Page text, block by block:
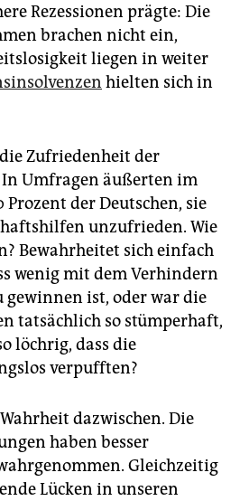
Rezessionen prägte: Die
brachen nicht ein,
liegen in weiter
hielten sich in
Zufriedenheit der
Umfragen äußerten im
Prozent der Deutschen, sie
unzufrieden. Wie
Bewahrheitet sich einfach
wenig mit dem Verhindern
gewinnen ist, oder war die
tatsächlich so stümperhaft,
löchrig, dass die
verpufften?
dazwischen. Die
haben besser
Gleichzeitig
Lücken in unseren